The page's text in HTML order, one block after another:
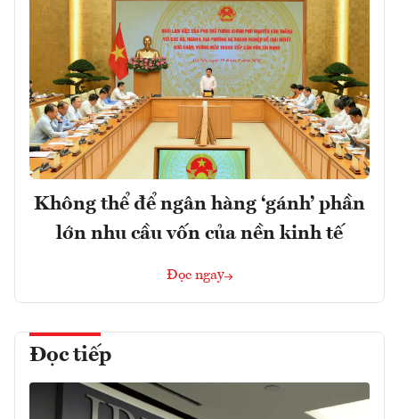
Không thể để ngân hàng ‘gánh’ phần
lớn nhu cầu vốn của nền kinh tế
Đọc ngay
Đọc tiếp